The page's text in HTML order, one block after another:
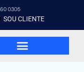
0305
SOU CLIENTE